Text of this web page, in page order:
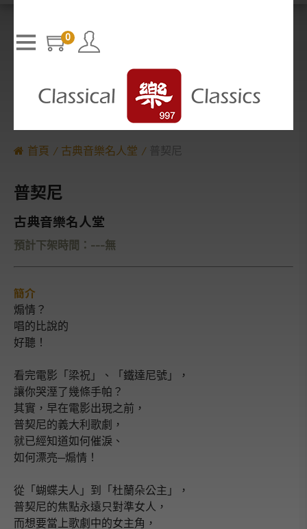
0
首頁 古典音樂名人堂 普契尼
普契尼
古典音樂名人堂
預計下架時間：---無
簡介
煽情？
唱的比說的
好聽！
看完電影「梁祝」、「鐵達尼號」，
讓你哭溼了幾條手帕？
其實，早在電影出現之前，
普契尼的義大利歌劇，
就已經知道如何催淚、
如何漂亮─煽情！
從「蝴蝶夫人」到「杜蘭朵公主」，
普契尼的焦點永遠只對準女人，
而想要當上歌劇中的女主角，
etwork failed or because the format is not supported.